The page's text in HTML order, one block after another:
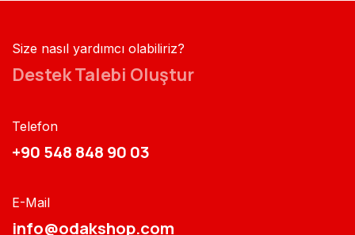
Size nasıl yardımcı olabiliriz?
Destek Talebi Oluştur
Telefon
+90 548 848 90 03​​
E-Mail
info@odakshop.com​